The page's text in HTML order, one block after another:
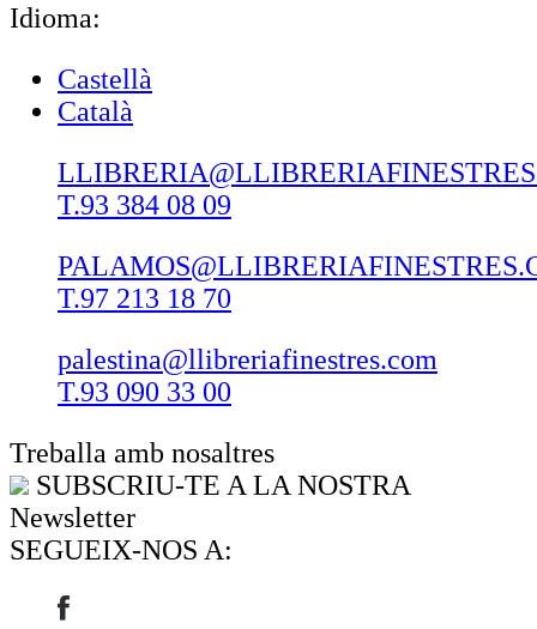
Idioma:
Castellà
Català
T.93 384 08 09
T.97 213 18 70
palestina@llibreriafinestres.com
T.93 090 33 00
Treballa amb nosaltres
SUBSCRIU-TE A LA NOSTRA
Newsletter
SEGUEIX-NOS A: